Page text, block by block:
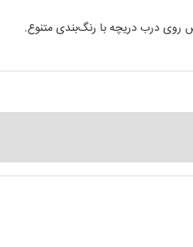
روی درب دریچه با رنگ‌بندی متنوع.